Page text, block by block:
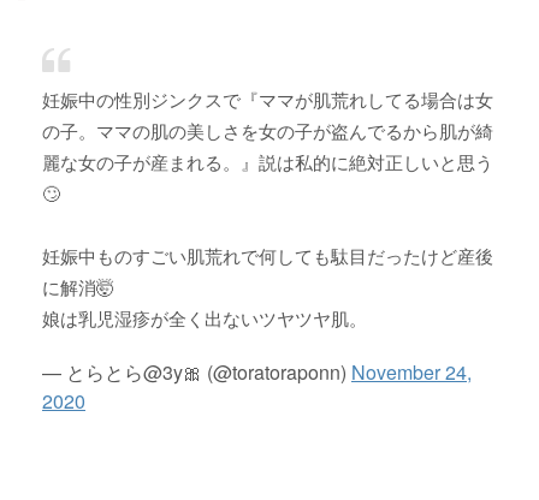
妊娠中の性別ジンクスで『ママが肌荒れしてる場合は女
の子。ママの肌の美しさを女の子が盗んでるから肌が綺
麗な女の子が産まれる。』説は私的に絶対正しいと思う
🙄
妊娠中ものすごい肌荒れで何しても駄目だったけど産後
に解消🤯
娘は乳児湿疹が全く出ないツヤツヤ肌。
— とらとら@3y🎀 (@toratoraponn) November 24,
2020